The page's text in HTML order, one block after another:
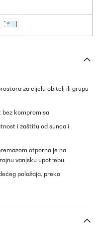
za cijelu obitelj ili grupu
bez kompromisa
i zaštitu od sunca i
otporna je na
vanjsku upotrebu.
položaja, preko